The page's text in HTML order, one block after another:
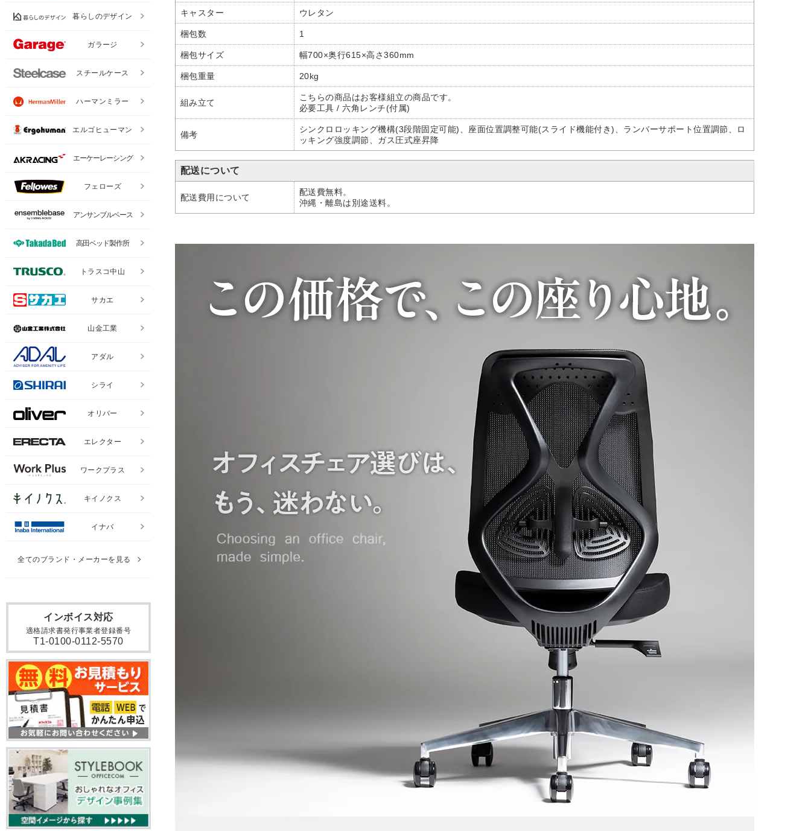
キャスター ウレタン
梱包数 1
梱包サイズ 幅700×奥行615×高さ360mm
梱包重量 20kg
組み立て
こちらの商品はお客様組立の商品です。
必要工具 / 六角レンチ(付属)
備考
シンクロロッキング機構(3段階固定可能)、座面位置調整可能(スライド機能付き)、ランバーサポート位置調節、ロ
ッキング強度調節、ガス圧式座昇降
配送について
配送費用について
配送費無料。
沖縄・離島は別途送料。
インボイス対応
適格請求書発行事業者登録番号
T1-0100-0112-5570
暮らしのデザイン
ガラージ
スチールケース
ハーマンミラー
エルゴヒューマン
エーケーレーシング
フェローズ
アンサンブルベース
高田ベッド製作所
トラスコ中山
サカエ
山金工業
アダル
シライ
オリバー
エレクター
ワークプラス
キイノクス
イナバ
全てのブランド・メーカーを見る